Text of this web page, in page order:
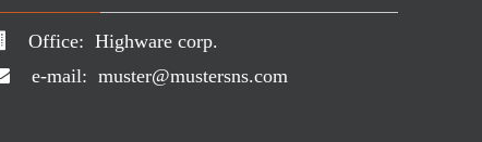
Office: Highware corp.
e-mail: muster@mustersns.com